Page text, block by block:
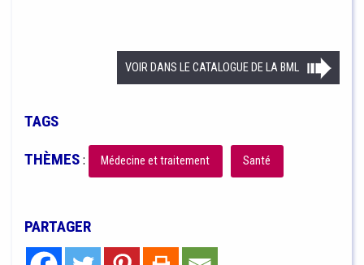
VOIR DANS LE CATALOGUE DE LA BML
TAGS
THÈMES: Médecine et traitement Santé
PARTAGER